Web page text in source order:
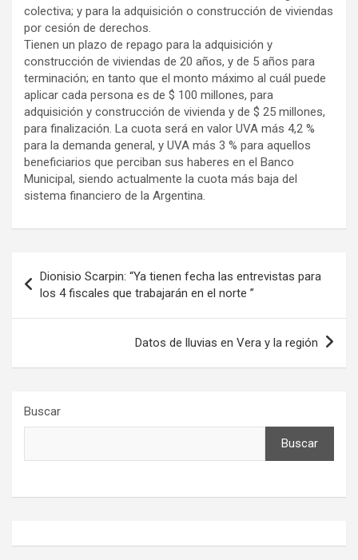
colectiva; y para la adquisición o construcción de viviendas
por cesión de derechos.
Tienen un plazo de repago para la adquisición y
construcción de viviendas de 20 años, y de 5 años para
terminación; en tanto que el monto máximo al cuál puede
aplicar cada persona es de $ 100 millones, para
adquisición y construcción de vivienda y de $ 25 millones,
para finalización. La cuota será en valor UVA más 4,2 %
para la demanda general, y UVA más 3 % para aquellos
beneficiarios que perciban sus haberes en el Banco
Municipal, siendo actualmente la cuota más baja del
sistema financiero de la Argentina.
de
entradas
Dionisio Scarpin: “Ya tienen fecha las entrevistas para
los 4 fiscales que trabajarán en el norte ”
Datos de lluvias en Vera y la región
Buscar
Buscar